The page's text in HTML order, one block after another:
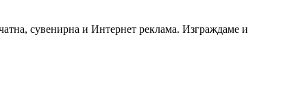
сувенирна и Интернет реклама. Изграждаме и